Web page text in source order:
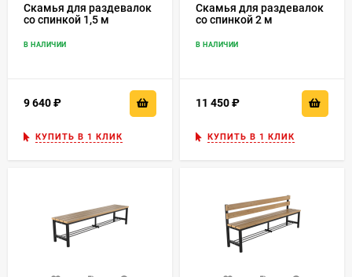
Скамья для раздевалок
со спинкой 1,5 м
В НАЛИЧИИ
9 640
КУПИТЬ В 1 КЛИК
Скамья для раздевалок
со спинкой 2 м
В НАЛИЧИИ
11 450
КУПИТЬ В 1 КЛИК